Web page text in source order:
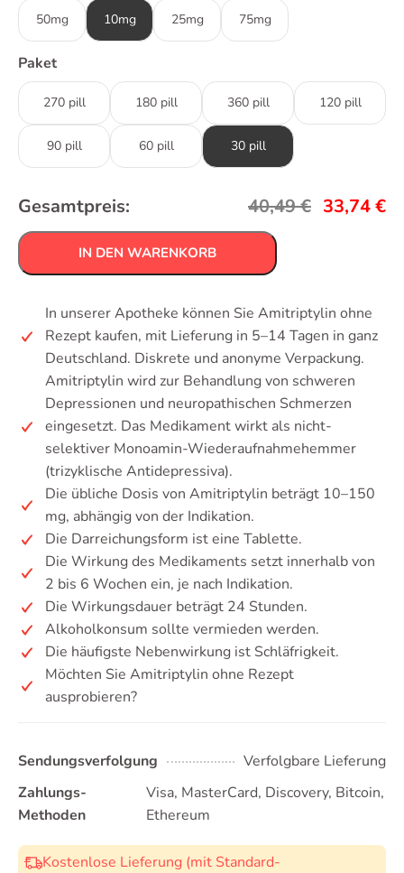
50mg 10mg 25mg 75mg
Paket
270 pill 180 pill 360 pill 120 pill
90 pill 60 pill 30 pill
Gesamtpreis: 40,49€ 33,74€
IN DEN WARENKORB
In unserer Apotheke können Sie Amitriptylin ohne
Rezept kaufen, mit Lieferung in 5–14 Tagen in ganz
Deutschland. Diskrete und anonyme Verpackung.
Amitriptylin wird zur Behandlung von schweren
Depressionen und neuropathischen Schmerzen
eingesetzt. Das Medikament wirkt als nicht-
selektiver Monoamin-Wiederaufnahmehemmer
(trizyklische Antidepressiva).
Die übliche Dosis von Amitriptylin beträgt 10–150
mg, abhängig von der Indikation.
Die Darreichungsform ist eine Tablette.
Die Wirkung des Medikaments setzt innerhalb von
2 bis 6 Wochen ein, je nach Indikation.
Die Wirkungsdauer beträgt 24 Stunden.
Alkoholkonsum sollte vermieden werden.
Die häufigste Nebenwirkung ist Schläfrigkeit.
Möchten Sie Amitriptylin ohne Rezept
ausprobieren?
Sendungsverfolgung
Verfolgbare Lieferung
Zahlungs-
Methoden
Visa, MasterCard, Discovery, Bitcoin,
Ethereum
Kostenlose Lieferung (mit Standard-